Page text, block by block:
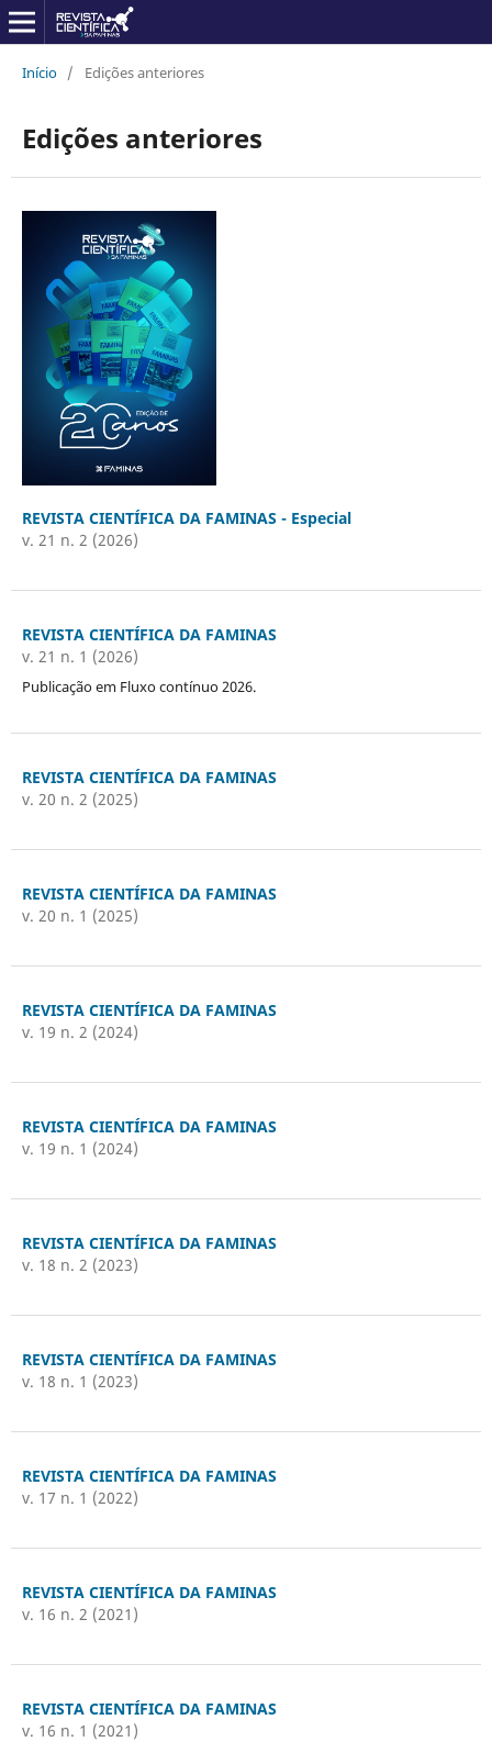
Início / Edições anteriores
Edições anteriores
REVISTA CIENTÍFICA DA FAMINAS - Especial
v. 21 n. 2 (2026)
REVISTA CIENTÍFICA DA FAMINAS
v. 21 n. 1 (2026)
Publicação em Fluxo contínuo 2026.
REVISTA CIENTÍFICA DA FAMINAS
v. 20 n. 2 (2025)
REVISTA CIENTÍFICA DA FAMINAS
v. 20 n. 1 (2025)
REVISTA CIENTÍFICA DA FAMINAS
v. 19 n. 2 (2024)
REVISTA CIENTÍFICA DA FAMINAS
v. 19 n. 1 (2024)
REVISTA CIENTÍFICA DA FAMINAS
v. 18 n. 2 (2023)
REVISTA CIENTÍFICA DA FAMINAS
v. 18 n. 1 (2023)
REVISTA CIENTÍFICA DA FAMINAS
v. 17 n. 1 (2022)
REVISTA CIENTÍFICA DA FAMINAS
v. 16 n. 2 (2021)
REVISTA CIENTÍFICA DA FAMINAS
v. 16 n. 1 (2021)